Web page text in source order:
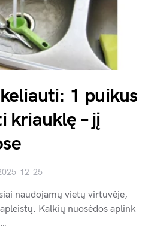
1 puikus
kriauklę – jį
12-25
naudojamų vietų virtuvėje,
Kalkių nuosėdos aplink